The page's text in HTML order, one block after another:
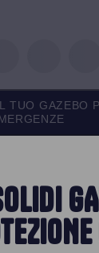
TUO GAZEBO